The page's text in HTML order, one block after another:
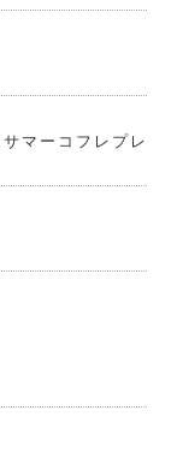
マーコフレプレ